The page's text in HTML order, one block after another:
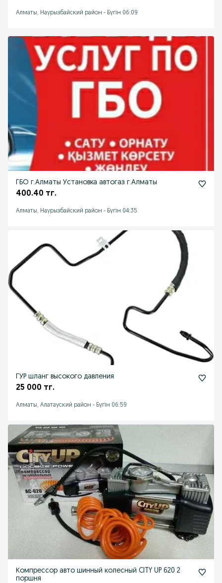
Алматы, Наурызбайский район - Бүгін 06:09
ГБО г.Алматы Установка автогаз г.Алматы
400.40 тг.
Алматы, Наурызбайский район - Бүгін 04:35
ГУР шланг высокого давления
25 000 тг.
Алматы, Алатауский район - Бүгін 06:59
Компрессор авто шинный колесный CITY UP 620 2
поршня